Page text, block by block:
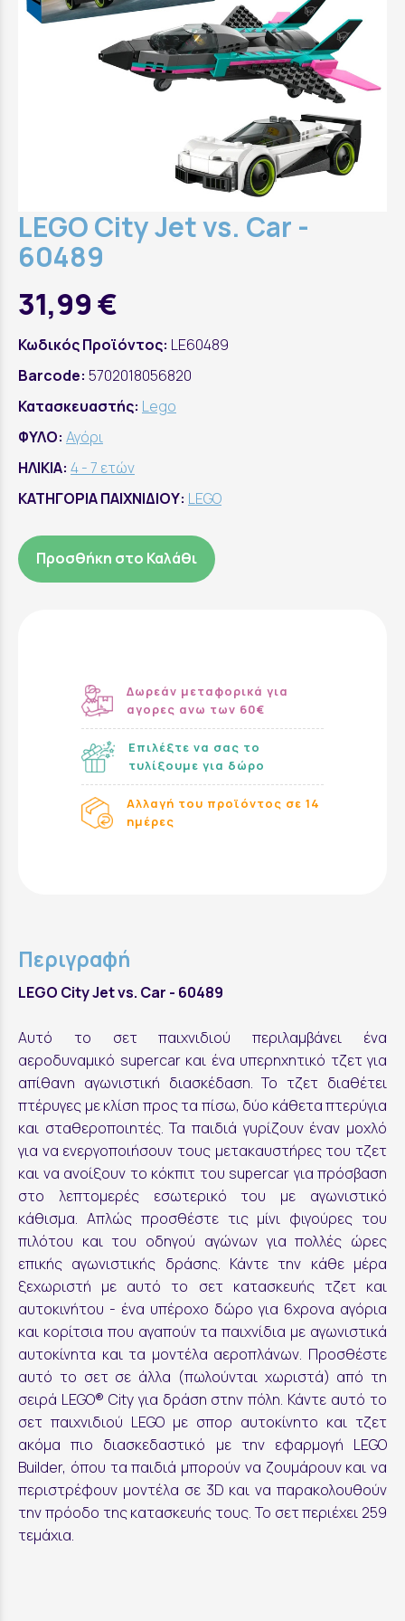
LEGO City Jet vs. Car -
60489
31,99 €
Κωδικός Προϊόντος: LE60489
Barcode: 5702018056820
Κατασκευαστής: Lego
ΦΥΛΟ: Αγόρι
ΗΛΙΚΙΑ: 4 - 7 ετών
ΚΑΤΗΓΟΡΙΑ ΠΑΙΧΝΙΔΙΟΥ: LEGO
Προσθήκη στο Καλάθι
Δωρεάν μεταφορικά για
αγορες ανω των 60€
Επιλέξτε να σας το
τυλίξουμε για δώρο
Αλλαγή του προϊόντος σε 14
ημέρες
Περιγραφή
LEGO City Jet vs. Car - 60489
Αυτό το σετ παιχνιδιού περιλαμβάνει ένα
αεροδυναμικό supercar και ένα υπερηχητικό τζετ για
απίθανη αγωνιστική διασκέδαση. Το τζετ διαθέτει
πτέρυγες με κλίση προς τα πίσω, δύο κάθετα πτερύγια
και σταθεροποιητές. Τα παιδιά γυρίζουν έναν μοχλό
για να ενεργοποιήσουν τους μετακαυστήρες του τζετ
και να ανοίξουν το κόκπιτ του supercar για πρόσβαση
στο λεπτομερές εσωτερικό του με αγωνιστικό
κάθισμα. Απλώς προσθέστε τις μίνι φιγούρες του
πιλότου και του οδηγού αγώνων για πολλές ώρες
επικής αγωνιστικής δράσης. Κάντε την κάθε μέρα
ξεχωριστή με αυτό το σετ κατασκευής τζετ και
αυτοκινήτου - ένα υπέροχο δώρο για 6χρονα αγόρια
και κορίτσια που αγαπούν τα παιχνίδια με αγωνιστικά
αυτοκίνητα και τα μοντέλα αεροπλάνων. Προσθέστε
αυτό το σετ σε άλλα (πωλούνται χωριστά) από τη
σειρά LEGO® City για δράση στην πόλη. Κάντε αυτό το
σετ παιχνιδιού LEGO με σπορ αυτοκίνητο και τζετ
ακόμα πιο διασκεδαστικό με την εφαρμογή LEGO
Builder, όπου τα παιδιά μπορούν να ζουμάρουν και να
περιστρέφουν μοντέλα σε 3D και να παρακολουθούν
την πρόοδο της κατασκευής τους. Το σετ περιέχει 259
τεμάχια.